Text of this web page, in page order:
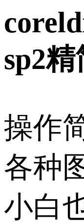
sp2
操作
各种
小白